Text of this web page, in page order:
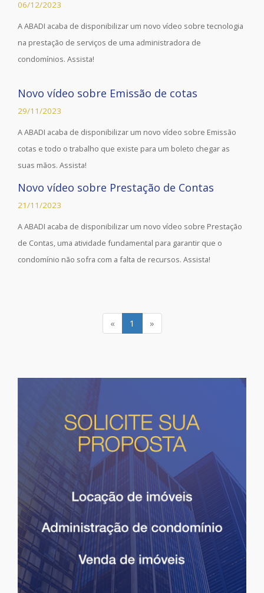
06/12/2023
A ABADI acaba de disponibilizar um novo vídeo sobre tecnologia
na prestação de serviços de uma administradora de
condomínios. Assista!
Novo vídeo sobre Emissão de cotas
29/11/2023
A ABADI acaba de disponibilizar um novo vídeo sobre Emissão
cotas e todo o trabalho que existe para um boleto chegar as
suas mãos. Assista!
Novo vídeo sobre Prestação de Contas
21/11/2023
A ABADI acaba de disponibilizar um novo vídeo sobre Prestação
de Contas, uma atividade fundamental para garantir que o
condomínio não sofra com a falta de recursos. Assista!
« 1 »